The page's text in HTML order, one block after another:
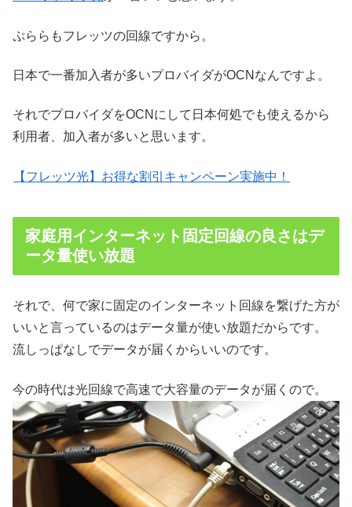
ぷららもフレッツの回線ですから。
日本で一番加入者が多いプロバイダがOCNなんですよ。
それでプロバイダをOCNにして日本何処でも使えるから
利用者、加入者が多いと思います。
【フレッツ光】お得な割引キャンペーン実施中！
家庭用インターネット固定回線の良さはデ
ータ量使い放題
それで、何で家に固定のインターネット回線を繋げた方が
いいと言っているのはデータ量が使い放題だからです。
流しっぱなしでデータが届くからいいのです。
今の時代は光回線で高速で大容量のデータが届くので。